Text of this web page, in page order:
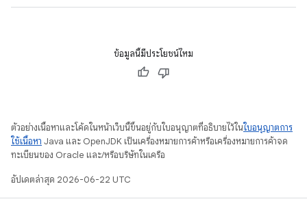
ข้อมูลนี้มีประโยชน์ไหม
ตัวอย่างเนื้อหาและโค้ดในหน้าเว็บนี้ขึ้นอยู่กับใบอนุญาตที่อธิบายไว้ในใบอนุญาตการ
ใช้เนื้อหา Java และ OpenJDK เป็นเครื่องหมายการค้าหรือเครื่องหมายการค้าจด
ทะเบียนของ Oracle และ/หรือบริษัทในเครือ
อัปเดตล่าสุด 2026-06-22 UTC